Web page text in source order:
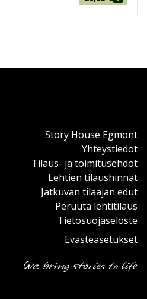
Story House Egmont
Yhteystiedot
Tilaus- ja toimitusehdot
Lehtien tilaushinnat
Jatkuvan tilaajan edut
Peruuta lehtitilaus
Tietosuojaseloste
Evästeasetukset